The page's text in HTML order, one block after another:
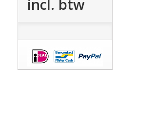
incl. btw